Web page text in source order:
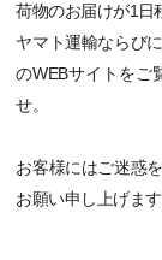
荷物のお届けが1日
ヤマト運輸ならび
のWEBサイトをご
せ。
お客様にはご迷惑
お願い申し上げます